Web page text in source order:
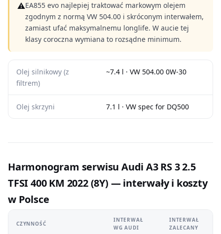
⚠EA855 evo najlepiej traktować markowym olejem
zgodnym z normą VW 504.00 i skróconym interwałem,
zamiast ufać maksymalnemu longlife. W aucie tej
klasy coroczna wymiana to rozsądne minimum.
Olej silnikowy (z
filtrem)
~7.4 l · VW 504.00 0W-30
Olej skrzyni 7.1 l · VW spec for DQ500
Harmonogram serwisu Audi A3 RS 3 2.5
TFSI 400 KM 2022 (8Y) — interwały i koszty
w Polsce
CZYNNOŚĆ
INTERWAŁ
WG AUDI
INTERWAŁ
ZALECANY